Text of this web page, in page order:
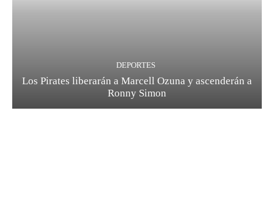
DEPORTES
Los Pirates liberarán a Marcell Ozuna y ascenderán a
Ronny Simon